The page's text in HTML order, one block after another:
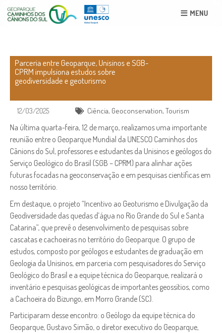
MENU
Parceria entre Geoparque, Unisinos e SGB-
CPRM impulsiona estudos sobre
geodiversidade e geoturismo
12/03/2025 Ciência, Geoconservation,Tourism
Na última quarta-feira, 12 de março, realizamos uma importante
reunião entre o Geoparque Mundial da UNESCO Caminhos dos
Cânions do Sul, professores e estudantes da Unisinos e geólogos do
Serviço Geológico do Brasil (SGB – CPRM) para alinhar ações
futuras focadas na geoconservação e em pesquisas científicas em
nosso território.
Em destaque, o projeto “Incentivo ao Geoturismo e Divulgação da
Geodiversidade das quedas d’água no Rio Grande do Sul e Santa
Catarina”, que prevê o desenvolvimento de pesquisas sobre
cascatas e cachoeiras no território do Geoparque. O grupo de
estudos, composto por geólogos e estudantes de graduação em
Geologia da Unisinos, em parceria com pesquisadores do Serviço
Geológico do Brasil e a equipe técnica do Geoparque, realizará o
inventário e pesquisas geológicas de importantes geossítios, como
a Cachoeira do Bizungo, em Morro Grande (SC).
Participaram desse encontro: o Geólogo da equipe técnica do
Geoparque, Gustavo Simão, o diretor executivo do Geoparque,